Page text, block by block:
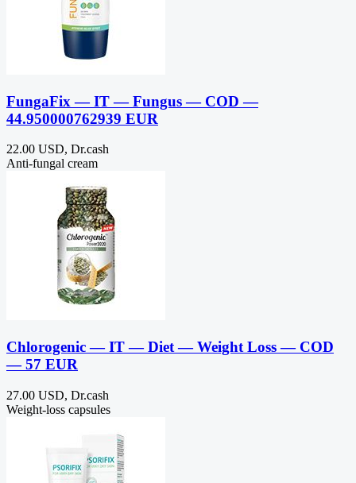
FungaFix — IT — Fungus — COD —
44.950000762939 EUR
22.00 USD, Dr.cash
Anti-fungal cream
Chlorogenic — IT — Diet — Weight Loss — COD
— 57 EUR
27.00 USD, Dr.cash
Weight-loss capsules